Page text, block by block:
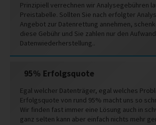
Prinzipiell verrechnen wir Analysegebühren
Preistabelle. Sollten Sie nach erfolgter
Angebot zur Datenrettung annehmen,
diese Gebühr und Sie zahlen nur den
Datenwiederherstellung..
95% Erfolgsquote
Egal welcher Datenträger, egal welches
Erfolgsquote von rund 95% macht uns so
Wir finden fast immer eine Lösung auch in
ganz selten kann aber einfach nichts mehr